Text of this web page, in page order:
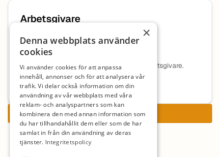
Arbetsgivare
Cedergrenska AB
Ingen beskrivning tillgänglig för denna arbetsgivare.
Mer information om arbetsgivaren
Ansök nu
×
Denna webbplats använder
cookies
Vi använder cookies för att anpassa
innehåll, annonser och för att analysera vår
trafik. Vi delar också information om din
användning av vår webbplats med våra
reklam- och analyspartners som kan
kombinera den med annan information som
du har tillhandahållit dem eller som de har
samlat in från din användning av deras
tjänster. Integritetspolicy